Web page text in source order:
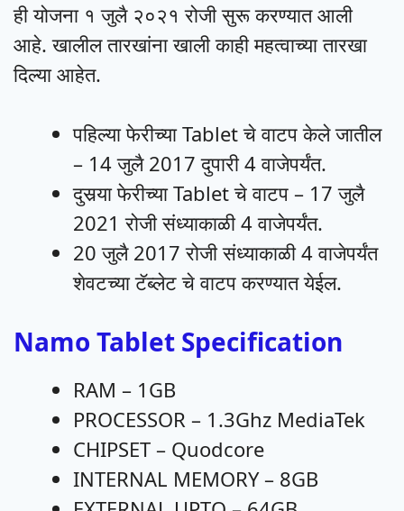
ही योजना १ जुलै २०२१ रोजी सुरू करण्यात आली
आहे. खालील तारखांना खाली काही महत्वाच्या तारखा
दिल्या आहेत.
पहिल्या फेरीच्या Tablet चे वाटप केले जातील
– 14 जुलै 2017 दुपारी 4 वाजेपर्यंत.
दुसर्‍या फेरीच्या Tablet चे वाटप – 17 जुलै
2021 रोजी संध्याकाळी 4 वाजेपर्यंत.
20 जुलै 2017 रोजी संध्याकाळी 4 वाजेपर्यंत
शेवटच्या टॅब्लेट चे वाटप करण्यात येईल.
Namo Tablet Specification
RAM – 1GB
PROCESSOR – 1.3Ghz MediaTek
CHIPSET – Quodcore
INTERNAL MEMORY – 8GB